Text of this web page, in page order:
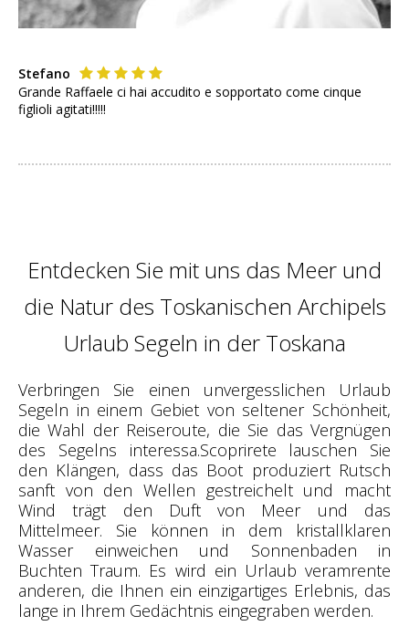
Stefano
Grande Raffaele ci hai accudito e sopportato come cinque
figlioli agitati!!!!!
Entdecken Sie mit uns das Meer und
die Natur des Toskanischen Archipels
Urlaub Segeln in der Toskana
Verbringen Sie einen unvergesslichen Urlaub
Segeln in einem Gebiet von seltener Schönheit,
die Wahl der Reiseroute, die Sie das Vergnügen
des Segelns interessa.Scoprirete lauschen Sie
den Klängen, dass das Boot produziert Rutsch
sanft von den Wellen gestreichelt und macht
Wind trägt den Duft von Meer und das
Mittelmeer. Sie können in dem kristallklaren
Wasser einweichen und Sonnenbaden in
Buchten Traum. Es wird ein Urlaub veramrente
anderen, die Ihnen ein einzigartiges Erlebnis, das
lange in Ihrem Gedächtnis eingegraben werden.